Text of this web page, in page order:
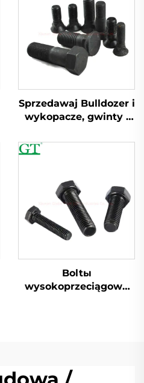
Sprzedawaj Bulldozer i
wykopacze, gwinty i
tarczy torowej, ostrza
Boltы
wysokoprzeciągowe